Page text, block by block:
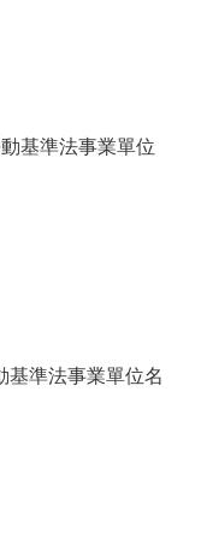
基準法事業單位
基準法事業單位名